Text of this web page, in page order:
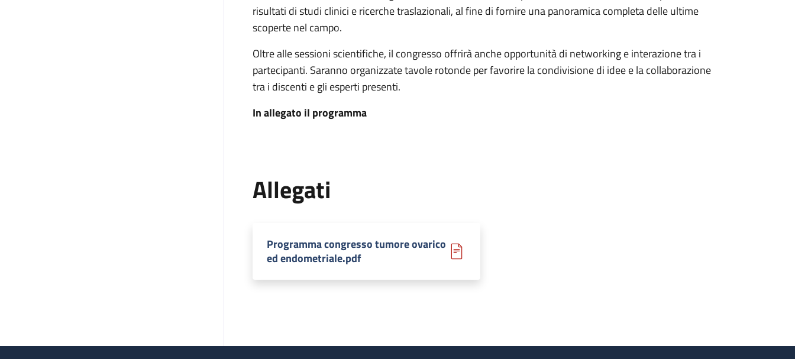
risultati di studi clinici e ricerche traslazionali, al fine di fornire una panoramica completa delle ultime
scoperte nel campo.
Oltre alle sessioni scientifiche, il congresso offrirà anche opportunità di networking e interazione tra i
partecipanti. Saranno organizzate tavole rotonde per favorire la condivisione di idee e la collaborazione
tra i discenti e gli esperti presenti.
In allegato il programma
Allegati
Programma congresso tumore ovarico
ed endometriale.pdf